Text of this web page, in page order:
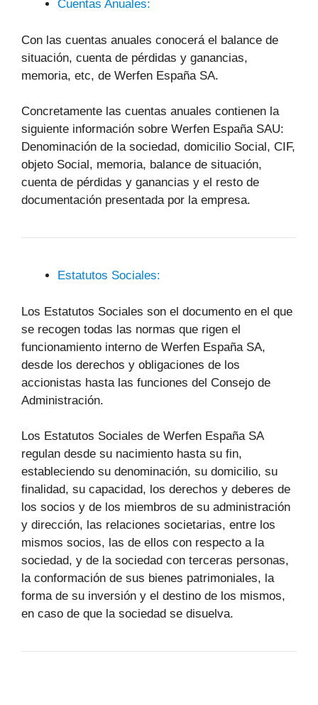
Cuentas Anuales:
Con las cuentas anuales conocerá el balance de
situación, cuenta de pérdidas y ganancias,
memoria, etc, de Werfen España SA.
Concretamente las cuentas anuales contienen la
siguiente información sobre Werfen España SAU:
Denominación de la sociedad, domicilio Social, CIF,
objeto Social, memoria, balance de situación,
cuenta de pérdidas y ganancias y el resto de
documentación presentada por la empresa.
Estatutos Sociales:
Los Estatutos Sociales son el documento en el que
se recogen todas las normas que rigen el
funcionamiento interno de Werfen España SA,
desde los derechos y obligaciones de los
accionistas hasta las funciones del Consejo de
Administración.
Los Estatutos Sociales de Werfen España SA
regulan desde su nacimiento hasta su fin,
estableciendo su denominación, su domicilio, su
finalidad, su capacidad, los derechos y deberes de
los socios y de los miembros de su administración
y dirección, las relaciones societarias, entre los
mismos socios, las de ellos con respecto a la
sociedad, y de la sociedad con terceras personas,
la conformación de sus bienes patrimoniales, la
forma de su inversión y el destino de los mismos,
en caso de que la sociedad se disuelva.